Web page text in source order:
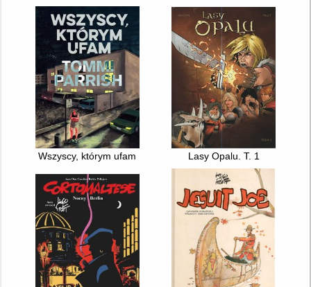
Wszyscy, którym ufam Lasy Opalu. T. 1